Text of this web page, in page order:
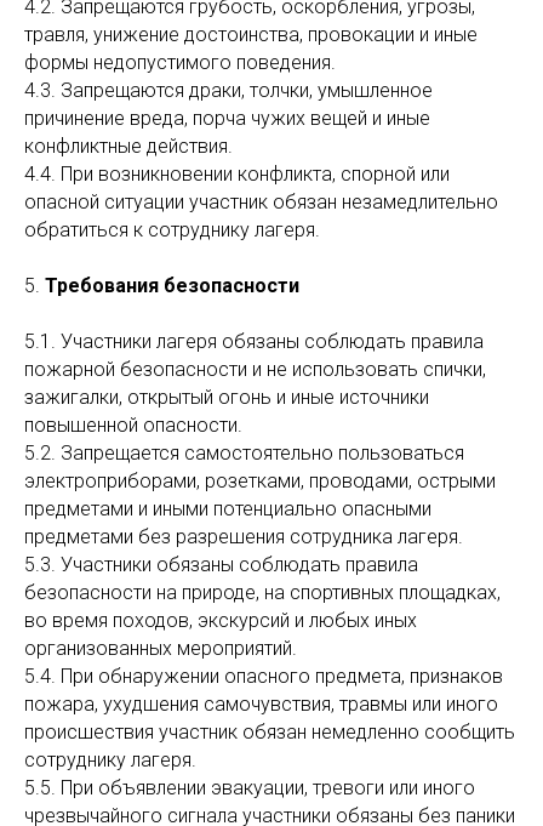
4.2. Запрещаются грубость, оскорбления, угрозы,
травля, унижение достоинства, провокации и иные
формы недопустимого поведения.
4.3. Запрещаются драки, толчки, умышленное
причинение вреда, порча чужих вещей и иные
конфликтные действия.
4.4. При возникновении конфликта, спорной или
опасной ситуации участник обязан незамедлительно
обратиться к сотруднику лагеря.
5. Требования безопасности
5.1. Участники лагеря обязаны соблюдать правила
пожарной безопасности и не использовать спички,
зажигалки, открытый огонь и иные источники
повышенной опасности.
5.2. Запрещается самостоятельно пользоваться
электроприборами, розетками, проводами, острыми
предметами и иными потенциально опасными
предметами без разрешения сотрудника лагеря.
5.3. Участники обязаны соблюдать правила
безопасности на природе, на спортивных площадках,
во время походов, экскурсий и любых иных
организованных мероприятий.
5.4. При обнаружении опасного предмета, признаков
пожара, ухудшения самочувствия, травмы или иного
происшествия участник обязан немедленно сообщить
сотруднику лагеря.
5.5. При объявлении эвакуации, тревоги или иного
чрезвычайного сигнала участники обязаны без паники